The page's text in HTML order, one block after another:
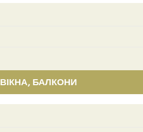
ВІКНА, БАЛКОНИ